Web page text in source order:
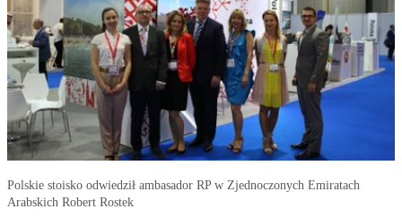
Polskie stoisko odwiedził ambasador RP w Zjednoczonych Emiratach
Arabskich Robert Rostek